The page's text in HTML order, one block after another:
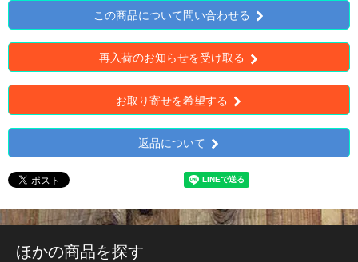
この商品について問い合わせる
再入荷のお知らせを受け取る
お取り寄せを希望する
返品について
ほかの商品を探す